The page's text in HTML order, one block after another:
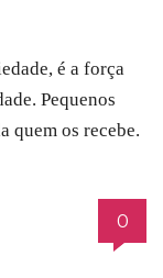
é a força
Pequenos
quem os recebe.
0